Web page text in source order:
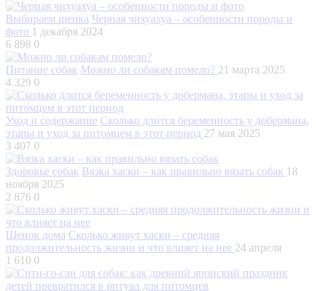
Выбираем щенка Черная чихуахуа – особенности породы и
фото 1 декабря 2024
6 898 0
Питание собак Можно ли собакам помело? 21 марта 2025
4 329 0
Уход и содержание Сколько длится беременность у добермана,
этапы и уход за питомцем в этот период 27 мая 2025
3 407 0
Здоровье собак Вязка хаски – как правильно вязать собак 18
ноября 2025
2 876 0
Щенок дома Сколько живут хаски – средняя
продолжительность жизни и что влияет на нее 24 апреля
1 610 0